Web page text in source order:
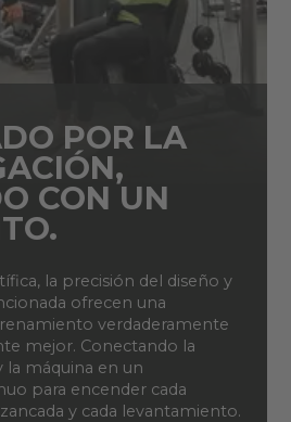
POR LA
CON UN
la precisión del diseño y
ofrecen una
verdaderamente
mejor. Conectando la
máquina en un
para encender cada
y cada levantamiento.